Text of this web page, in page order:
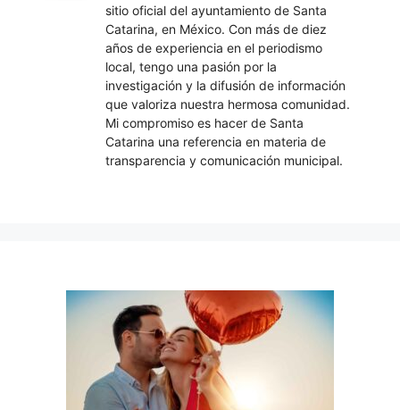
sitio oficial del ayuntamiento de Santa
Catarina, en México. Con más de diez
años de experiencia en el periodismo
local, tengo una pasión por la
investigación y la difusión de información
que valoriza nuestra hermosa comunidad.
Mi compromiso es hacer de Santa
Catarina una referencia en materia de
transparencia y comunicación municipal.